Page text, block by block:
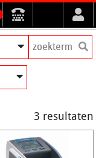
3 resultaten